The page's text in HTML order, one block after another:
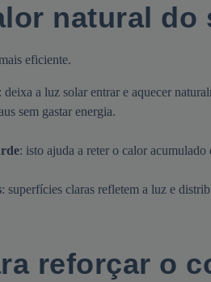
natural do
eficiente.
: deixa a luz solar entrar e aquecer
sem gastar energia.
: isto ajuda a reter o calor acumulado
: superfícies claras refletem a luz e
reforçar o